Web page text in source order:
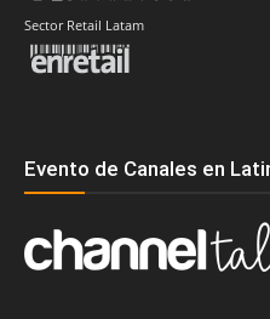
Sector Retail Latam
Evento de Canales en